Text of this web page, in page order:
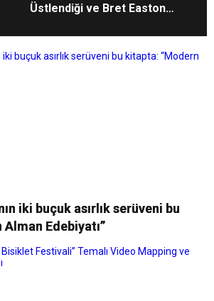
Üstlendiği ve Bret Easton
Uyarlanan “The Shards”, İlk İki
Bölümüyle Şimdi Sadece
iki buçuk asırlık serüveni bu
Edebiyatı”